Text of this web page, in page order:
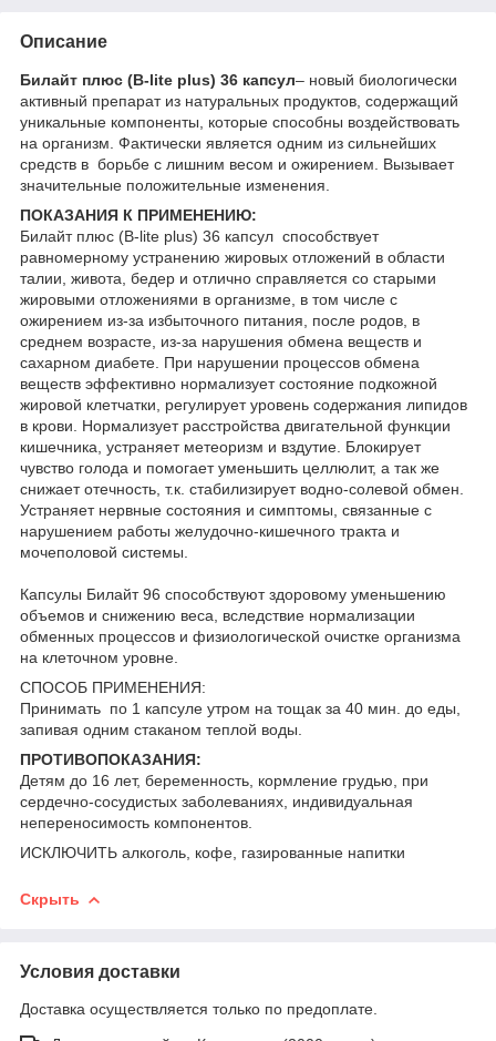
Описание
Билайт плюс (B-lite plus) 36 капсул– новый биологически
активный препарат из натуральных продуктов, содержащий
уникальные компоненты, которые способны воздействовать
на организм. Фактически является одним из сильнейших
средств в борьбе с лишним весом и ожирением. Вызывает
значительные положительные изменения.
ПОКАЗАНИЯ К ПРИМЕНЕНИЮ:
Билайт плюс (B-lite plus) 36 капсул способствует
равномерному устранению жировых отложений в области
талии, живота, бедер и отлично справляется со старыми
жировыми отложениями в организме, в том числе с
ожирением из-за избыточного питания, после родов, в
среднем возрасте, из-за нарушения обмена веществ и
сахарном диабете. При нарушении процессов обмена
веществ эффективно нормализует состояние подкожной
жировой клетчатки, регулирует уровень содержания липидов
в крови. Нормализует расстройства двигательной функции
кишечника, устраняет метеоризм и вздутие. Блокирует
чувство голода и помогает уменьшить целлюлит, а так же
снижает отечность, т.к. стабилизирует водно-солевой обмен.
Устраняет нервные состояния и симптомы, связанные с
нарушением работы желудочно-кишечного тракта и
мочеполовой системы.
Капсулы Билайт 96 способствуют здоровому уменьшению
объемов и снижению веса, вследствие нормализации
обменных процессов и физиологической очистке организма
на клеточном уровне.
СПОСОБ ПРИМЕНЕНИЯ:
Принимать по 1 капсуле утром на тощак за 40 мин. до еды,
запивая одним стаканом теплой воды.
ПРОТИВОПОКАЗАНИЯ:
Детям до 16 лет, беременность, кормление грудью, при
сердечно-сосудистых заболеваниях, индивидуальная
непереносимость компонентов.
ИСКЛЮЧИТЬ алкоголь, кофе, газированные напитки
Скрыть
Условия доставки
Доставка осуществляется только по предоплате.